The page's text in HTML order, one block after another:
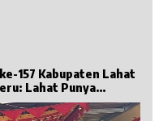
157 Kabupaten Lahat
Lahat Punya